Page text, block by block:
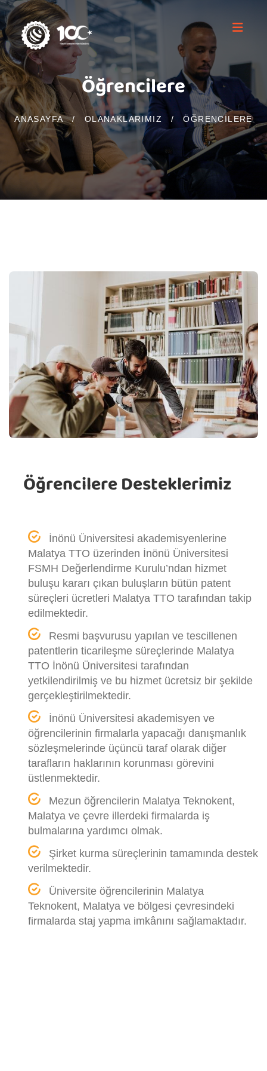
Öğrencilere
ANASAYFA / OLANAKLARIMIZ / ÖĞRENCILERE
Öğrencilere Desteklerimiz
İnönü Üniversitesi akademisyenlerine
Malatya TTO üzerinden İnönü Üniversitesi
FSMH Değerlendirme Kurulu’ndan hizmet
buluşu kararı çıkan buluşların bütün patent
süreçleri ücretleri Malatya TTO tarafından takip
edilmektedir.
Resmi başvurusu yapılan ve tescillenen
patentlerin ticarileşme süreçlerinde Malatya
TTO İnönü Üniversitesi tarafından
yetkilendirilmiş ve bu hizmet ücretsiz bir şekilde
gerçekleştirilmektedir.
İnönü Üniversitesi akademisyen ve
öğrencilerinin firmalarla yapacağı danışmanlık
sözleşmelerinde üçüncü taraf olarak diğer
tarafların haklarının korunması görevini
üstlenmektedir.
Mezun öğrencilerin Malatya Teknokent,
Malatya ve çevre illerdeki firmalarda iş
bulmalarına yardımcı olmak.
Şirket kurma süreçlerinin tamamında destek
verilmektedir.
Üniversite öğrencilerinin Malatya
Teknokent, Malatya ve bölgesi çevresindeki
firmalarda staj yapma imkânını sağlamaktadır.